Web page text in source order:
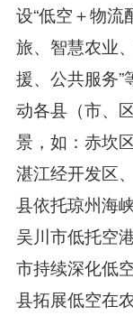
设“低空＋物
旅、智慧农业
援、公共服务
动各县（市、
景，如：赤坎
湛江经开发区
县依托琼州海
吴川市低托空
市持续深化低
县拓展低空在